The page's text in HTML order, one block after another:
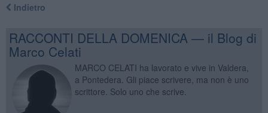
Indietro
RACCONTI DELLA DOMENICA — il Blog di
Marco Celati
MARCO CELATI ha lavorato e vive in Valdera,
a Pontedera. Gli piace scrivere, ma non è uno
scrittore. Solo uno che scrive.